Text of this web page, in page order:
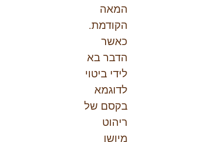
המאה
הקודמת.
כאשר
הדבר בא
לידי ביטוי
לדוגמא
בקסם של
ריהוט
מיושן